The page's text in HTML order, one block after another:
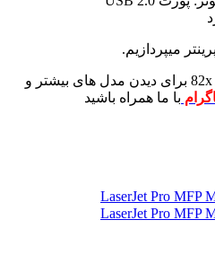
میپردازیم.
برای دیدن مدل های بیشتر و
با ما همراه باشید